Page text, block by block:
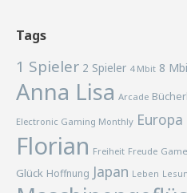
Tags
1 Spieler 2 Spieler 4 Mbit 8
Anna Lisa Arcade
Electronic Gaming Monthly Europa
Florian Freiheit Freude
Glück Hoffnung Japan Leben